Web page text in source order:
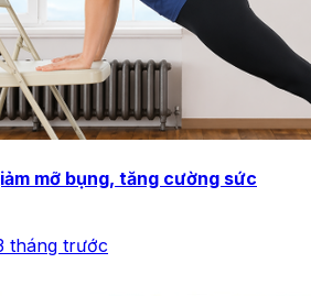
mỡ bụng, tăng cường sức
tháng trước